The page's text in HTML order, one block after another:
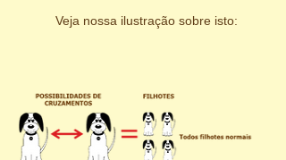
Veja nossa ilustração sobre isto: